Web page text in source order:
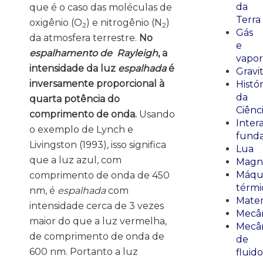
que é o caso das moléculas de
oxigênio (O2) e nitrogênio (N2)
da atmosfera terrestre. No
espalhamento de Rayleigh, a
intensidade da luz espalhadaé
inversamente proporcional à
quarta potência do
comprimento de onda. Usando
o exemplo de Lynch e
Livingston (1993), isso significa
que a luz azul, com
comprimento de onda de 450
nm, é espalhadacom
intensidade cerca de 3 vezes
maior do que a luz vermelha,
de comprimento de onda de
600 nm. Portanto a luz
da
Terra
Gás
e
vapor
da
Lua
de